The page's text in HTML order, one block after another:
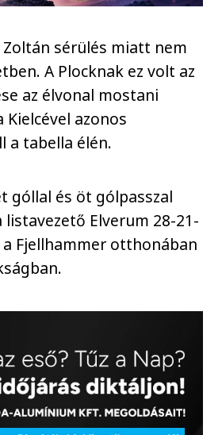
Zoltán sérülés miatt nem
A Plocknak ez volt az
az élvonal mostani
Kielcével azonos
a tabella élén.
góllal és öt gólpasszal
Elverum 28-21-
Fjellhammer otthonában